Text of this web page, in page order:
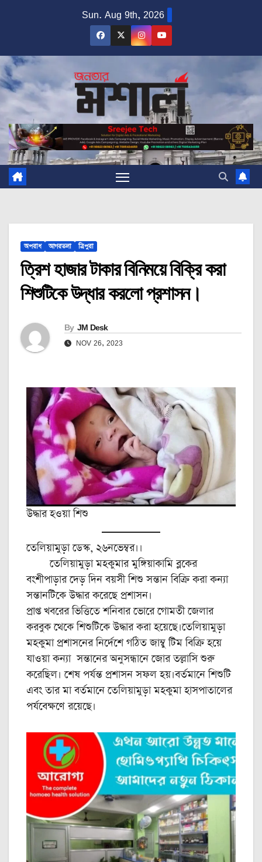
Sun. Aug 9th, 2026
অপরাধ আগরতলা ত্রিপুরা
ত্রিশ হাজার টাকার বিনিময়ে বিক্রি করা
শিশুটিকে উদ্ধার করলো প্রশাসন।
By JM Desk
NOV 26, 2023
উদ্ধার হওয়া শিশু
তেলিয়ামুড়া ডেস্ক, ২৬নভেম্বর।।
তেলিয়ামুড়া মহকুমার মুঙ্গিয়াকামি ব্লকের
বংশীপাড়ার দেড় দিন বয়সী শিশু সন্তান বিক্রি করা কন্যা
সন্তানটিকে উদ্ধার করেছে প্রশাসন।
প্রাপ্ত খবরের ভিত্তিতে শনিবার ভোরে গোমতী জেলার
করবুক থেকে শিশুটিকে উদ্ধার করা হয়েছে।তেলিয়ামুড়া
মহকুমা প্রশাসনের নির্দেশে গঠিত জাম্বু টিম বিক্রি হয়ে
যাওয়া কন্যা সন্তানের অনুসন্ধানে জোর তল্লাসি শুরু
করেছিল। শেষ পর্যন্ত প্রশাসন সফল হয়।বর্তমানে শিশুটি
এবং তার মা বর্তমানে তেলিয়ামুড়া মহকুমা হাসপাতালের
পর্যবেক্ষণে রয়েছে।